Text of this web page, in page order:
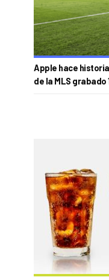
Apple hace
de la MLS grabado